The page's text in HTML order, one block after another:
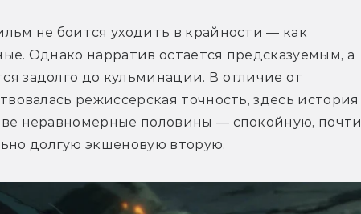
не боится уходить в крайности — как
Однако нарратив остаётся предсказуемым, а
задолго до кульминации. В отличие от
режиссёрская точность, здесь история
неравномерные половины — спокойную, почти
долгую экшеновую вторую.